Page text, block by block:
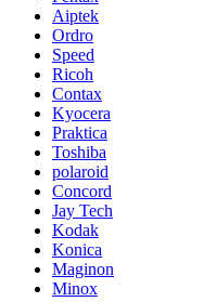
Aiptek
Ordro
Speed
Ricoh
Contax
Kyocera
Praktica
Toshiba
polaroid
Concord
Jay Tech
Kodak
Konica
Maginon
Minox